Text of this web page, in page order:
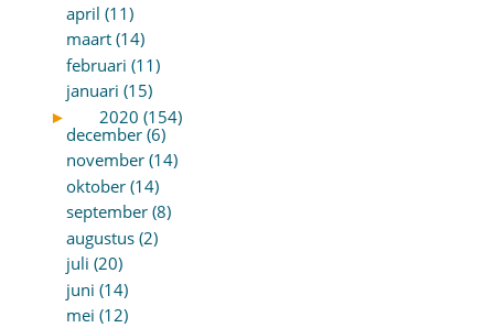
april (11)
maart (14)
februari (11)
januari (15)
►
2020 (154)
december (6)
november (14)
oktober (14)
september (8)
augustus (2)
juli (20)
juni (14)
mei (12)